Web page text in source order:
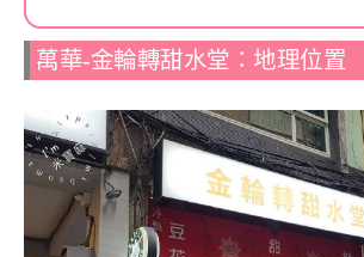
萬華-金輪轉甜水堂：地理位置